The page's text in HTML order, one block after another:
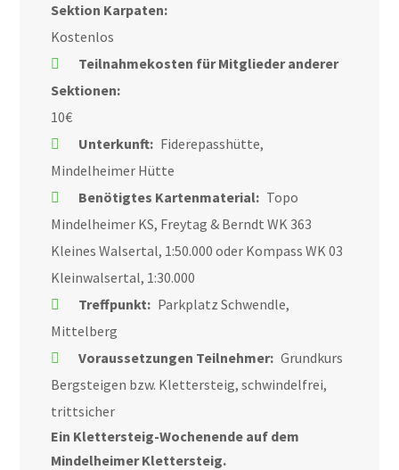
Sektion Karpaten:
Kostenlos
Teilnahmekosten für Mitglieder anderer
Sektionen:
10€
Unterkunft: Fiderepasshütte,
Mindelheimer Hütte
Benötigtes Kartenmaterial: Topo
Mindelheimer KS, Freytag & Berndt WK 363
Kleines Walsertal, 1:50.000 oder Kompass WK 03
Kleinwalsertal, 1:30.000
Treffpunkt: Parkplatz Schwendle,
Mittelberg
Voraussetzungen Teilnehmer: Grundkurs
Bergsteigen bzw. Klettersteig, schwindelfrei,
trittsicher
Ein Klettersteig-Wochenende auf dem
Mindelheimer Klettersteig.